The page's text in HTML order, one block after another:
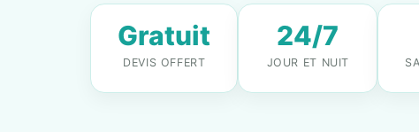
Gratuit
DEVIS OFFERT
24/7
JOUR ET NUIT